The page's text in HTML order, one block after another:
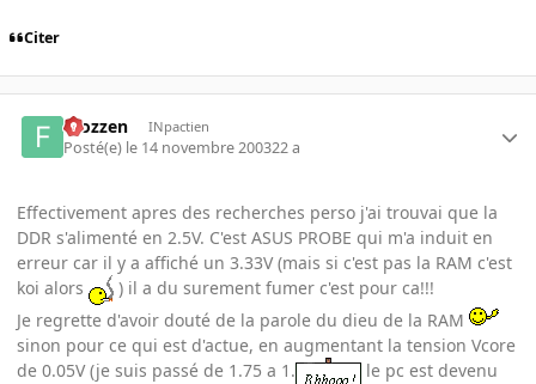
Citer
Frozzen INpactien
Posté(e) le 14 novembre 200322 a
Effectivement apres des recherches perso j'ai trouvai que la
DDR s'alimenté en 2.5V. C'est ASUS PROBE qui m'a induit en
erreur car il y a affiché un 3.33V (mais si c'est pas la RAM c'est
koi alors
) il a du surement fumer c'est pour ca!!!
Je regrette d'avoir douté de la parole du dieu de la RAM
sinon pour ce qui est d'actue, en augmentant la tension Vcore
de 0.05V (je suis passé de 1.75 a 1.
le pc est devenu